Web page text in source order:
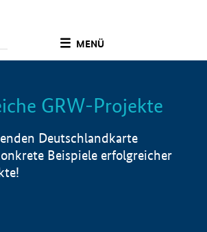
MENÜ
Info
GRW-Projekte
Deutschlandkarte
Beispiele erfolgreicher